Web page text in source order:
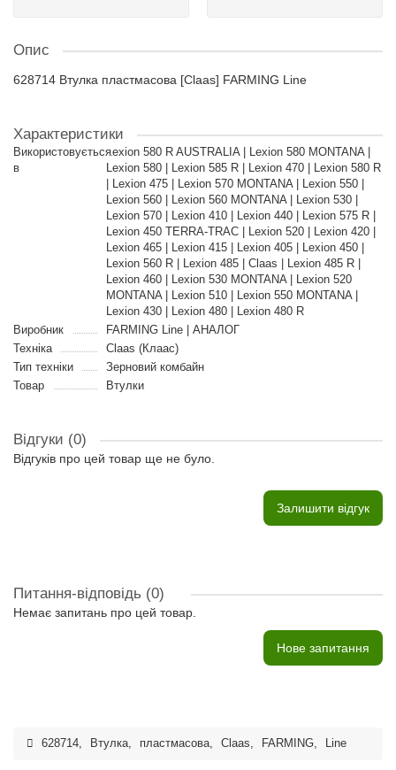
Опис
628714 Втулка пластмасова [Claas] FARMING Line
Характеристики
Використовується
в
Lexion 580 R AUSTRALIA | Lexion 580 MONTANA |
Lexion 580 | Lexion 585 R | Lexion 470 | Lexion 580 R
| Lexion 475 | Lexion 570 MONTANA | Lexion 550 |
Lexion 560 | Lexion 560 MONTANA | Lexion 530 |
Lexion 570 | Lexion 410 | Lexion 440 | Lexion 575 R |
Lexion 450 TERRA-TRAC | Lexion 520 | Lexion 420 |
Lexion 465 | Lexion 415 | Lexion 405 | Lexion 450 |
Lexion 560 R | Lexion 485 | Claas | Lexion 485 R |
Lexion 460 | Lexion 530 MONTANA | Lexion 520
MONTANA | Lexion 510 | Lexion 550 MONTANA |
Lexion 430 | Lexion 480 | Lexion 480 R
Виробник
FARMING Line | АНАЛОГ
Техніка
Claas (Клаас)
Тип техніки
Зерновий комбайн
Товар
Втулки
Відгуки (0)
Відгуків про цей товар ще не було.
Залишити відгук
Питання-відповідь (0)
Немає запитань про цей товар.
Нове запитання
628714, Втулка, пластмасова, Claas, FARMING, Line